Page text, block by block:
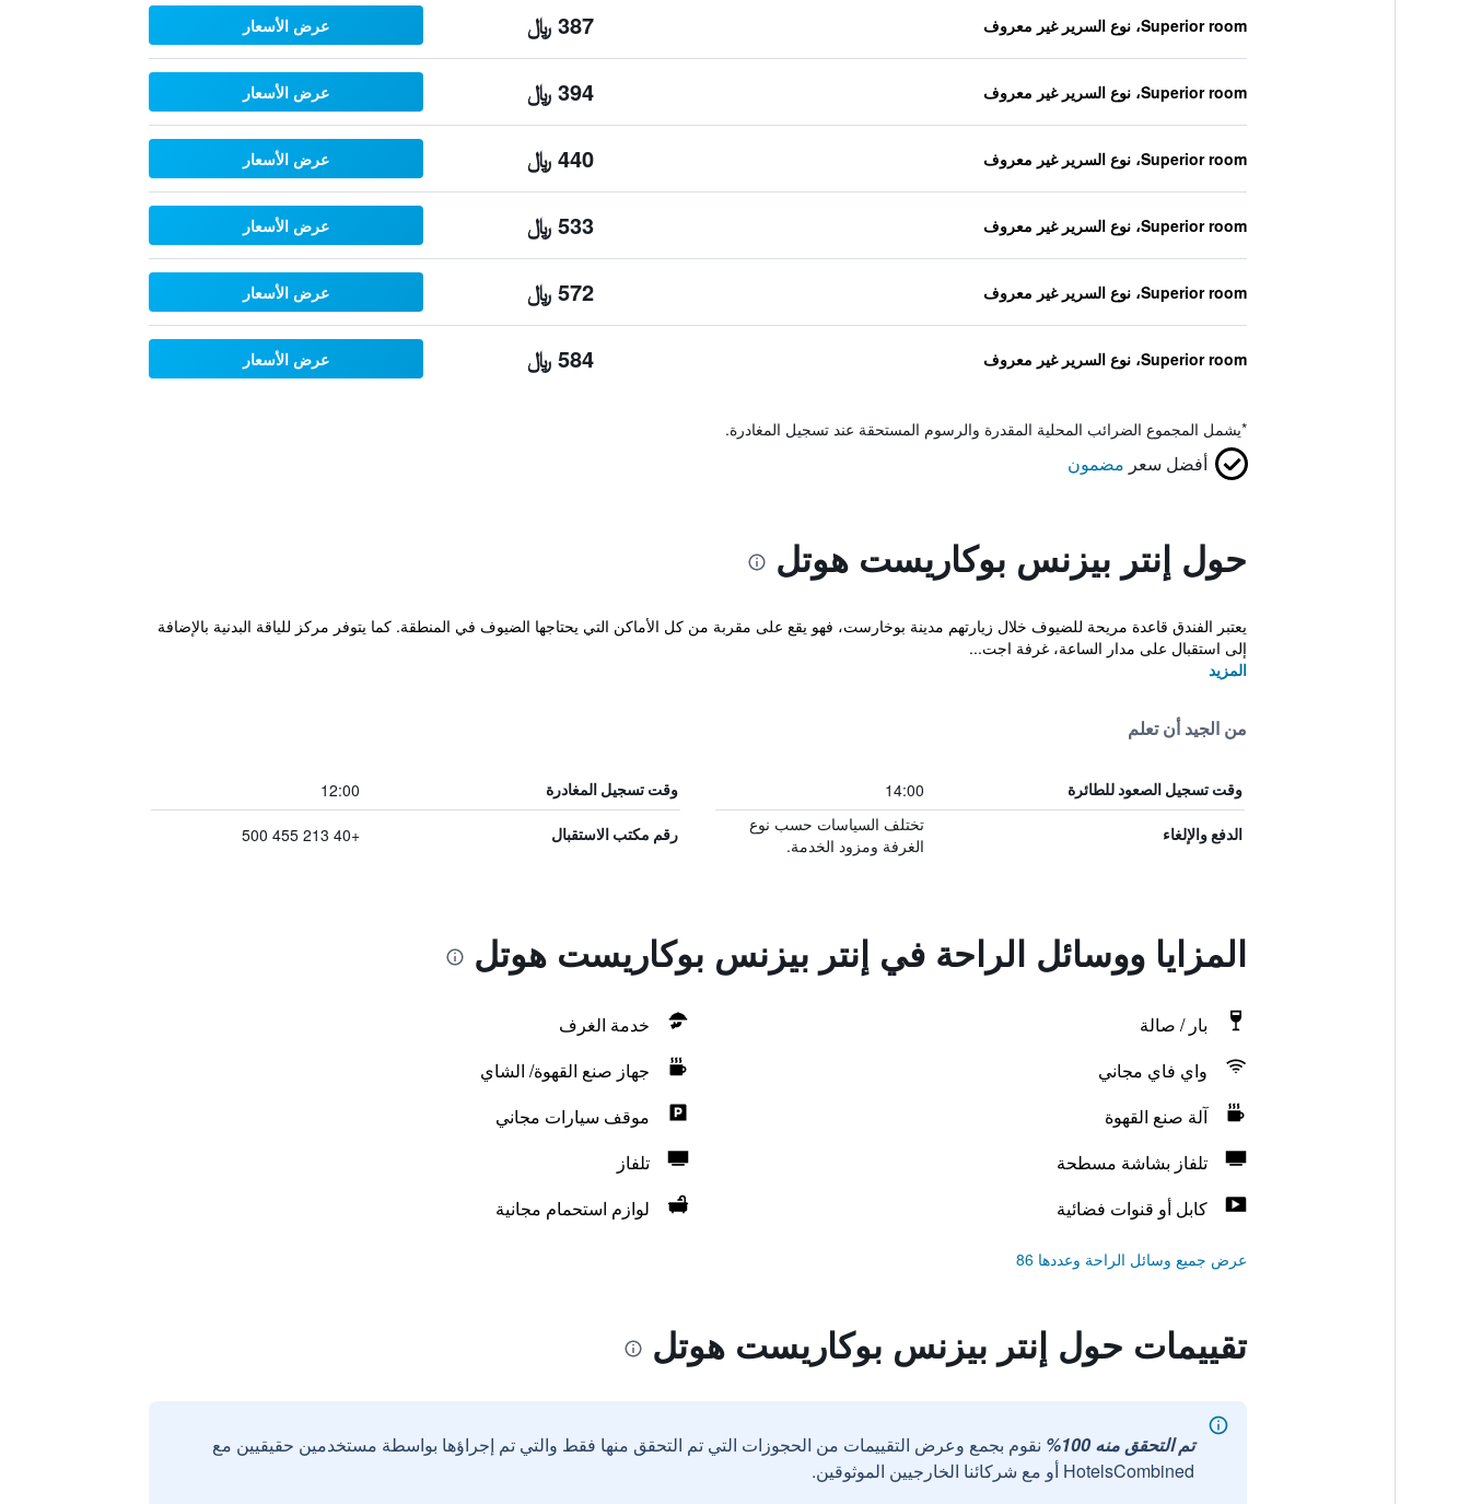
Superior room، نوع السرير غير معروف 387 ﷼ عرض الأسعار
Superior room، نوع السرير غير معروف 394 ﷼ عرض الأسعار
Superior room، نوع السرير غير معروف 440 ﷼ عرض الأسعار
Superior room، نوع السرير غير معروف 533 ﷼ عرض الأسعار
Superior room، نوع السرير غير معروف 572 ﷼ عرض الأسعار
Superior room، نوع السرير غير معروف 584 ﷼ عرض الأسعار
*يشمل المجموع الضرائب المحلية المقدرة والرسوم المستحقة عند تسجيل المغادرة.
أفضل سعر مضمون
حول إنتر بيزنس بوكاريست هوتل
يعتبر الفندق قاعدة مريحة للضيوف خلال زيارتهم مدينة بوخارست، فهو يقع على مقربة من كل الأماكن التي يحتاجها الضيوف في المنطقة. كما يتوفر مركز للياقة البدنية بالإضافة
إلى استقبال على مدار الساعة، غرفة اجت...
المزيد
من الجيد أن تعلم
وقت تسجيل الصعود للطائرة 14:00 وقت تسجيل المغادرة 12:00
الدفع والإلغاء
تختلف السياسات حسب نوع
الغرفة ومزود الخدمة.
رقم مكتب الاستقبال +40 213 455 500
المزايا ووسائل الراحة في إنتر بيزنس بوكاريست هوتل
بار / صالة
خدمة الغرف
واي فاي مجاني
جهاز صنع القهوة/ الشاي
آلة صنع القهوة
موقف سيارات مجاني
تلفاز بشاشة مسطحة
تلفاز
كابل أو قنوات فضائية
لوازم استحمام مجانية
عرض جميع وسائل الراحة وعددها 86
تقييمات حول إنتر بيزنس بوكاريست هوتل
تم التحقق منه 100%
نقوم بجمع وعرض التقييمات من الحجوزات التي تم التحقق منها فقط والتي تم إجراؤها بواسطة مستخدمين حقيقيين مع
HotelsCombined أو مع شركائنا الخارجيين الموثوقين.